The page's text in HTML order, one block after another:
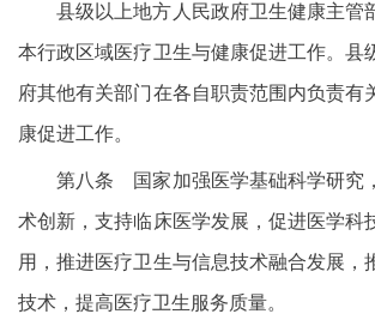
县级以上地方人民政府卫生健康主管
本行政区域医疗卫生与健康促进工作。县
府其他有关部门在各自职责范围内负责有
康促进工作。
第八条 国家加强医学基础科学研究
术创新，支持临床医学发展，促进医学科
用，推进医疗卫生与信息技术融合发展，
技术，提高医疗卫生服务质量。